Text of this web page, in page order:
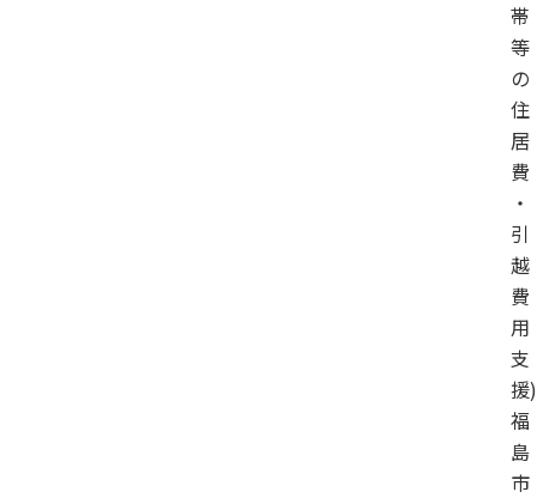
帯
等
の
住
居
費
・
引
越
費
用
支
援)
福
島
市